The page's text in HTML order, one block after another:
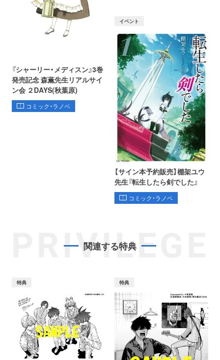
『シャーリー・メディスン』3巻
発売記念 森薫先生リアルサイ
ン会 ２DAYS(秋葉原)
コミック・ラノベ
イベント
【サイン本予約販売】棚架ユウ
先生『転生したら剣でした』
コミック・ラノベ
PRIVILEGE
関連する特典
特典 特典